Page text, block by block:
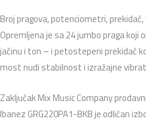
Broj pragova, potenciometri,
Opremljena je sa 24 jumbo praga
jačinu i ton – i petostepeni prekidač
most nudi stabilnost i izražajne
Zaključak Mix Music Company
Ibanez GRG220PA1-BKB je odličan